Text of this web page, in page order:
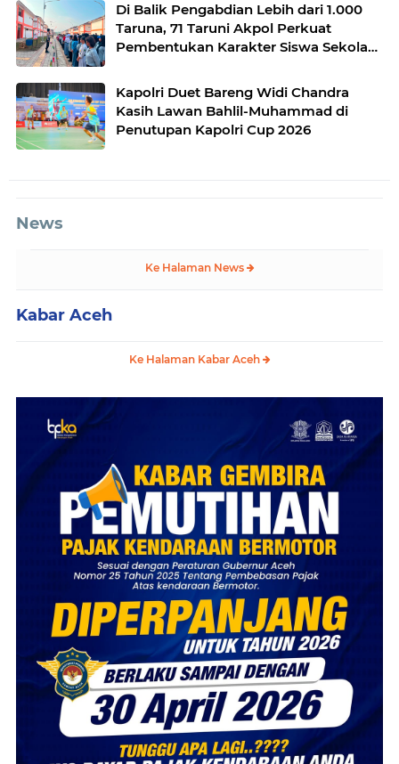
Di Balik Pengabdian Lebih dari 1.000
Taruna, 71 Taruni Akpol Perkuat
Pembentukan Karakter Siswa Sekolah
Kapolri Duet Bareng Widi Chandra
Kasih Lawan Bahlil-Muhammad di
Penutupan Kapolri Cup 2026
News
Ke Halaman News
Kabar Aceh
Ke Halaman Kabar Aceh